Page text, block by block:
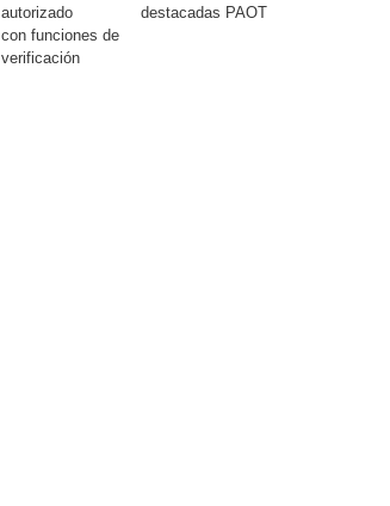
autorizado
con funciones de
verificación
destacadas PAOT